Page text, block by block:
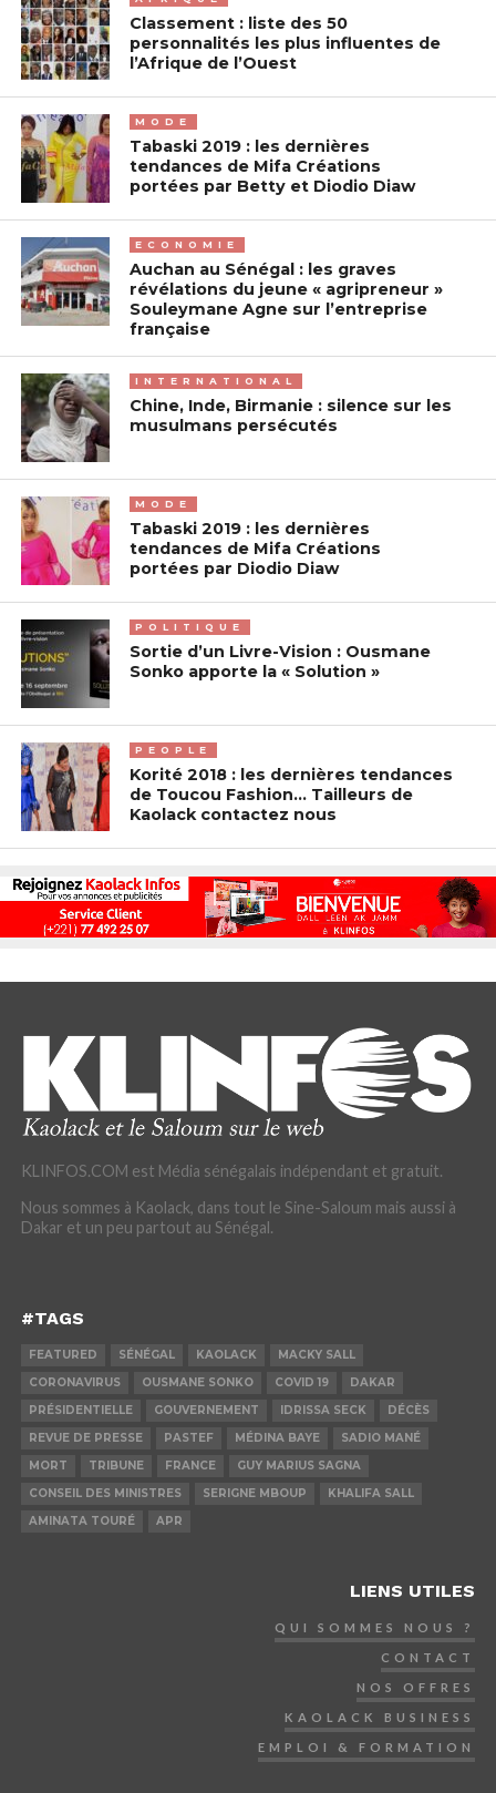
Classement : liste des 50
personnalités les plus influentes de
l’Afrique de l’Ouest
MODE
Tabaski 2019 : les dernières
tendances de Mifa Créations
portées par Betty et Diodio Diaw
ECONOMIE
Auchan au Sénégal : les graves
révélations du jeune « agripreneur »
Souleymane Agne sur l’entreprise
française
INTERNATIONAL
Chine, Inde, Birmanie : silence sur les
musulmans persécutés
MODE
Tabaski 2019 : les dernières
tendances de Mifa Créations
portées par Diodio Diaw
POLITIQUE
Sortie d’un Livre-Vision : Ousmane
Sonko apporte la « Solution »
PEOPLE
Korité 2018 : les dernières tendances
de Toucou Fashion… Tailleurs de
Kaolack contactez nous
KLINFOS.COM est Média sénégalais indépendant et gratuit.
Nous sommes à Kaolack, dans tout le Sine-Saloum mais aussi à
Dakar et un peu partout au Sénégal.
#TAGS
FEATURED SÉNÉGAL KAOLACK
MACKY SALL
CORONAVIRUS
OUSMANE SONKO COVID 19
DAKAR
PRÉSIDENTIELLE
GOUVERNEMENT IDRISSA SECK
DÉCÈS
REVUE DE PRESSE
PASTEF MÉDINA BAYE
SADIO MANÉ
MORT
TRIBUNE FRANCE
GUY MARIUS SAGNA
CONSEIL DES MINISTRES
SERIGNE MBOUP
KHALIFA SALL
AMINATA TOURÉ
APR
LIENS UTILES
QUI SOMMES NOUS ?
CONTACT
NOS OFFRES
KAOLACK BUSINESS
EMPLOI & FORMATION